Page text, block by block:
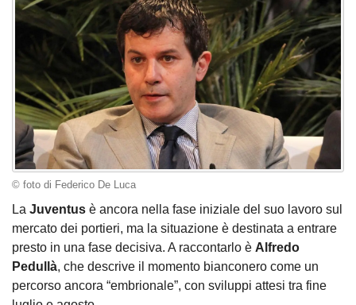
© foto di Federico De Luca
La Juventus è ancora nella fase iniziale del suo lavoro sul
mercato dei portieri, ma la situazione è destinata a entrare
presto in una fase decisiva. A raccontarlo è Alfredo
Pedullà, che descrive il momento bianconero come un
percorso ancora “embrionale”, con sviluppi attesi tra fine